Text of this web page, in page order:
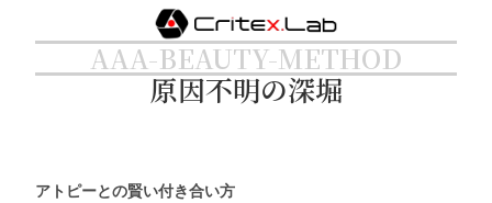
AAA-BEAUTY-METHOD
原因不明の深堀
アトピーとの賢い付き合い方